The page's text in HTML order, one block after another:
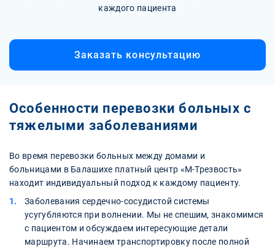
каждого пациента
Заказать консультацию
Особенности перевозки больных с
тяжелыми заболеваниями
Во время перевозки больных между домами и
больницами в Балашихе платный центр «М-Трезвость»
находит индивидуальный подход к каждому пациенту.
Заболевания сердечно-сосудистой системы
усугубляются при волнении. Мы не спешим, знакомимся
с пациентом и обсуждаем интересующие детали
маршрута. Начинаем транспортировку после полной